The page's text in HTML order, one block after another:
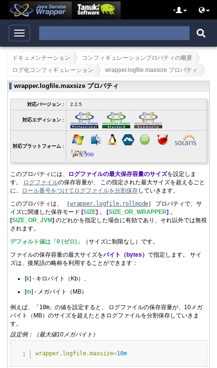
ドキュメンテーション
コンフィギュレーションプロパティの概要
ログ化コンフィギュレーション
wrapper.logfile.maxsize プロパティ
wrapper.logfile.maxsize プロパティ
対応バージョン : 2.2.5
対応エディション :
対応プラットフォーム :
このプロパティには、 ログファイルの最大保存容量のサイズを設定しま
す。
ログファイルの保存容量が、 この指定された最大サイズを超えるごと
に、
ロール番号をつけてログファイルを分割保存していきます。
このプロパティは、 ［wrapper. logfile. rollmode］ プロパティで、サ
イズに関連した保存モード [SIZE] 、 [SIZE_OR_WRAPPER] 、
[SIZE_OR_JVM] のどれかを指定した場合に有効であり、それ以外では無視
されます。
デフォルト値は「0 (ゼロ)」
（サイズに制限なし）です。
ファイルの保存容量の最大サイズをバイト（bytes） で指定します。 サイ
ズは、接尾語の略称を利用することができます：
[k] - キロバイト（Kb）、
[m] - メガバイト（MB）
例えば、「 10m」の値を設定すると、 ログファイルの保存容量が、10メガ
バイト（MB）のサイズを超えたときログファイルを分割保存していきま
す。
設定例：（最大値10メガバイト）
wrapper.logfile.maxsize=10m